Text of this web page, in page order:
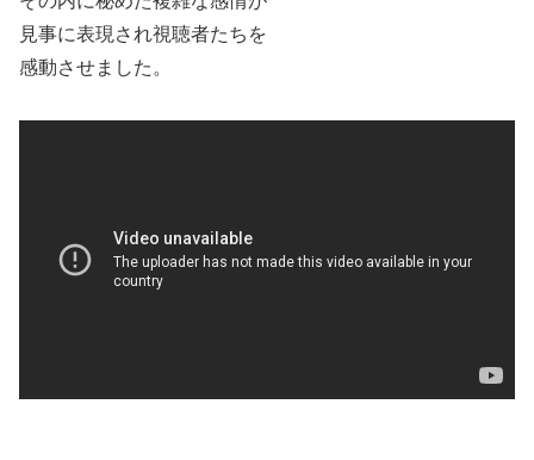
見事に表現され視聴者たちを
感動させました。